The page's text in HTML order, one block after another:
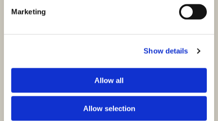
Marketing
Show details
Allow all
Allow selection